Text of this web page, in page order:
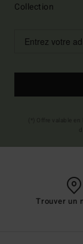
Collection
Trouver un